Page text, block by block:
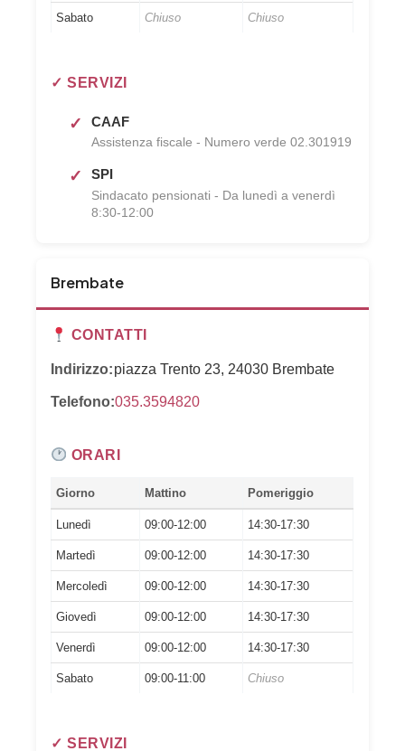
Sabato Chiuso Chiuso
✓ SERVIZI
CAAF
Assistenza fiscale - Numero verde 02.301919
SPI
Sindacato pensionati - Da lunedì a venerdì
8:30-12:00
Brembate
CONTATTI
Indirizzo:piazza Trento 23, 24030 Brembate
Telefono:035.3594820
ORARI
Giorno Mattino Pomeriggio
Lunedì 09:00-12:00 14:30-17:30
Martedì 09:00-12:00 14:30-17:30
Mercoledì 09:00-12:00 14:30-17:30
Giovedì 09:00-12:00 14:30-17:30
Venerdì 09:00-12:00 14:30-17:30
Sabato 09:00-11:00 Chiuso
✓ SERVIZI